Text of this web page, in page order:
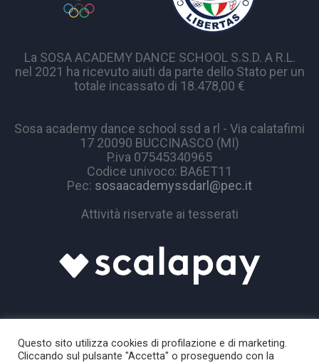
La SOSA ACADEMY DANCE SCHOOL S.S.D. A R.L.
nel 2021 ha ricevuto aiuti da parte dello Stato per un
totale incassato di 18.478,00 €
Sosa academy dance school ssd a rl - Via calatafimi
17 20090 BUCCINASCO (MI)
P.iva 07545340965
Codice univoco: BA6ET11
Pec: sosaacademyssdarl@pec.it
Attività riservate ai tesserati
Questo sito utilizza cookies di profilazione e di marketing.
Cliccando sul pulsante "Accetta" o proseguendo con la